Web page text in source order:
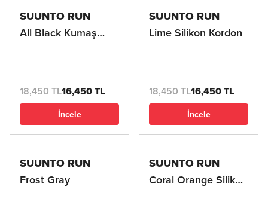
SUUNTO RUN
All Black Kumaş
18,450 TL16,450 TL
İncele
SUUNTO RUN
Lime Silikon Kordon
18,450 TL16,450 TL
İncele
SUUNTO RUN
Frost Gray
SUUNTO RUN
Coral Orange Silikon